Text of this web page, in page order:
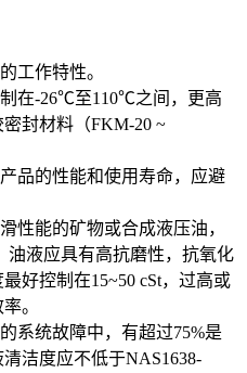
工作特性。
在-26℃至110℃之间，更高
封材料（FKM-20 ~
品的性能和使用寿命，应避
性能的矿物或合成液压油，
油液应具有高抗磨性，抗氧化
好控制在15~50 cSt，过高或
。
系统故障中，有超过75%是
洁度应不低于NAS1638-